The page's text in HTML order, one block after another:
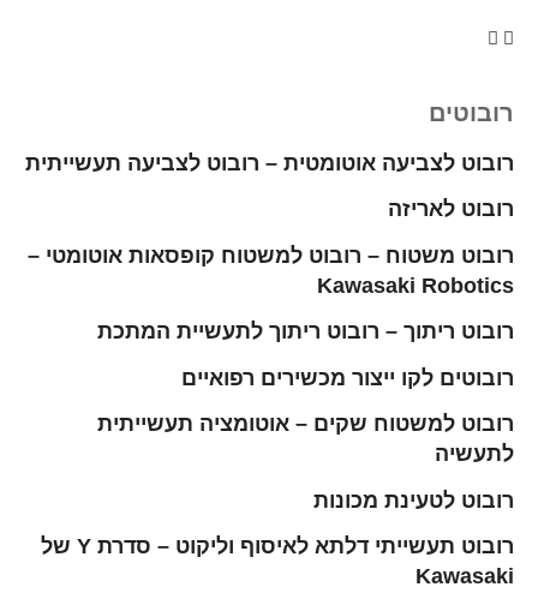
רובוטים
רובוט לצביעה אוטומטית – רובוט לצביעה תעשייתית
רובוט לאריזה
רובוט משטוח – רובוט למשטוח קופסאות אוטומטי –
Kawasaki Robotics
רובוט ריתוך – רובוט ריתוך לתעשיית המתכת
רובוטים לקו ייצור מכשירים רפואיים
רובוט למשטוח שקים – אוטומציה תעשייתית
לתעשיה
רובוט לטעינת מכונות
רובוט תעשייתי דלתא לאיסוף וליקוט – סדרת Y של
Kawasaki